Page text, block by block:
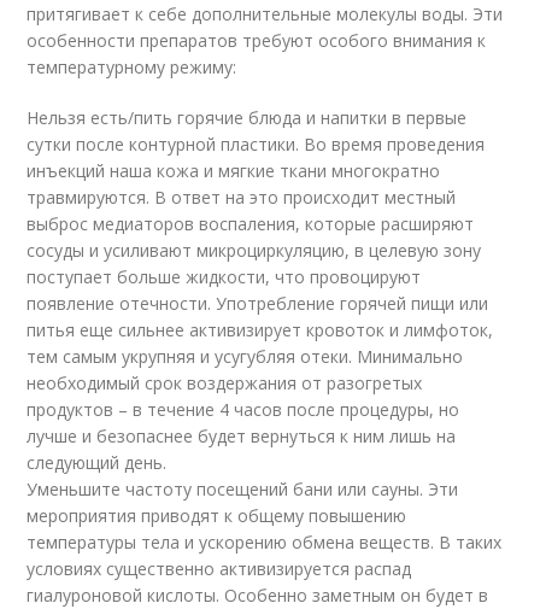
притягивает к себе дополнительные молекулы воды. Эти
особенности препаратов требуют особого внимания к
температурному режиму:
Нельзя есть/пить горячие блюда и напитки в первые
сутки после контурной пластики. Во время проведения
инъекций наша кожа и мягкие ткани многократно
травмируются. В ответ на это происходит местный
выброс медиаторов воспаления, которые расширяют
сосуды и усиливают микроциркуляцию, в целевую зону
поступает больше жидкости, что провоцируют
появление отечности. Употребление горячей пищи или
питья еще сильнее активизирует кровоток и лимфоток,
тем самым укрупняя и усугубляя отеки. Минимально
необходимый срок воздержания от разогретых
продуктов – в течение 4 часов после процедуры, но
лучше и безопаснее будет вернуться к ним лишь на
следующий день.
Уменьшите частоту посещений бани или сауны. Эти
мероприятия приводят к общему повышению
температуры тела и ускорению обмена веществ. В таких
условиях существенно активизируется распад
гиалуроновой кислоты. Особенно заметным он будет в